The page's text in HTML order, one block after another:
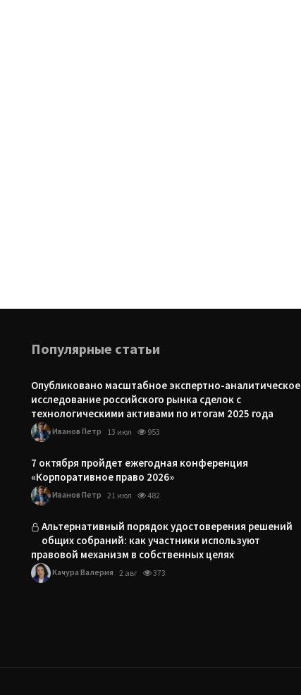
Популярные статьи
Опубликовано масштабное экспертно-аналитическое
исследование российского рынка сделок с
технологическими активами по итогам 2025 года
Иванов Петр 13 июл 953
7 октября пройдет ежегодная конференция
«Корпоративное право 2026»
Иванов Петр 21 июл 482
Альтернативный порядок удостоверения решений
общих собраний: как участники используют
правовой механизм в собственных целях
Качура Валерия 2 авг 373